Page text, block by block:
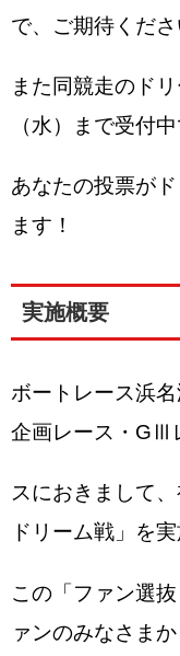
で、ご期待くださ
また同競走のド
（水）まで受付中
あなたの投票が
ます！
実施概要
ボートレース浜
企画レース・GⅢ
スにおきまして
ドリーム戦」を
この「ファン選
ァンのみなさま